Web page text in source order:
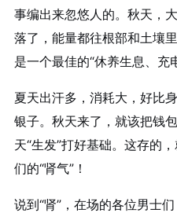
事编出来忽悠人的。秋天，
落了，能量都往根部和土壤
是一个最佳的“休养生息、充
夏天出汗多，消耗大，好比
银子。秋天来了，就该把钱
天“生发”打好基础。这存的
们的“肾气”！
说到“肾”，在场的各位男士